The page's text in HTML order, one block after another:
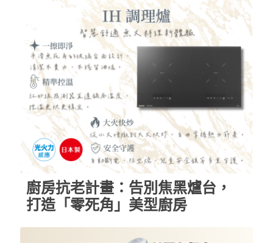
廚房抗老計畫：告別焦黑爐台，
打造「零死角」美型廚房